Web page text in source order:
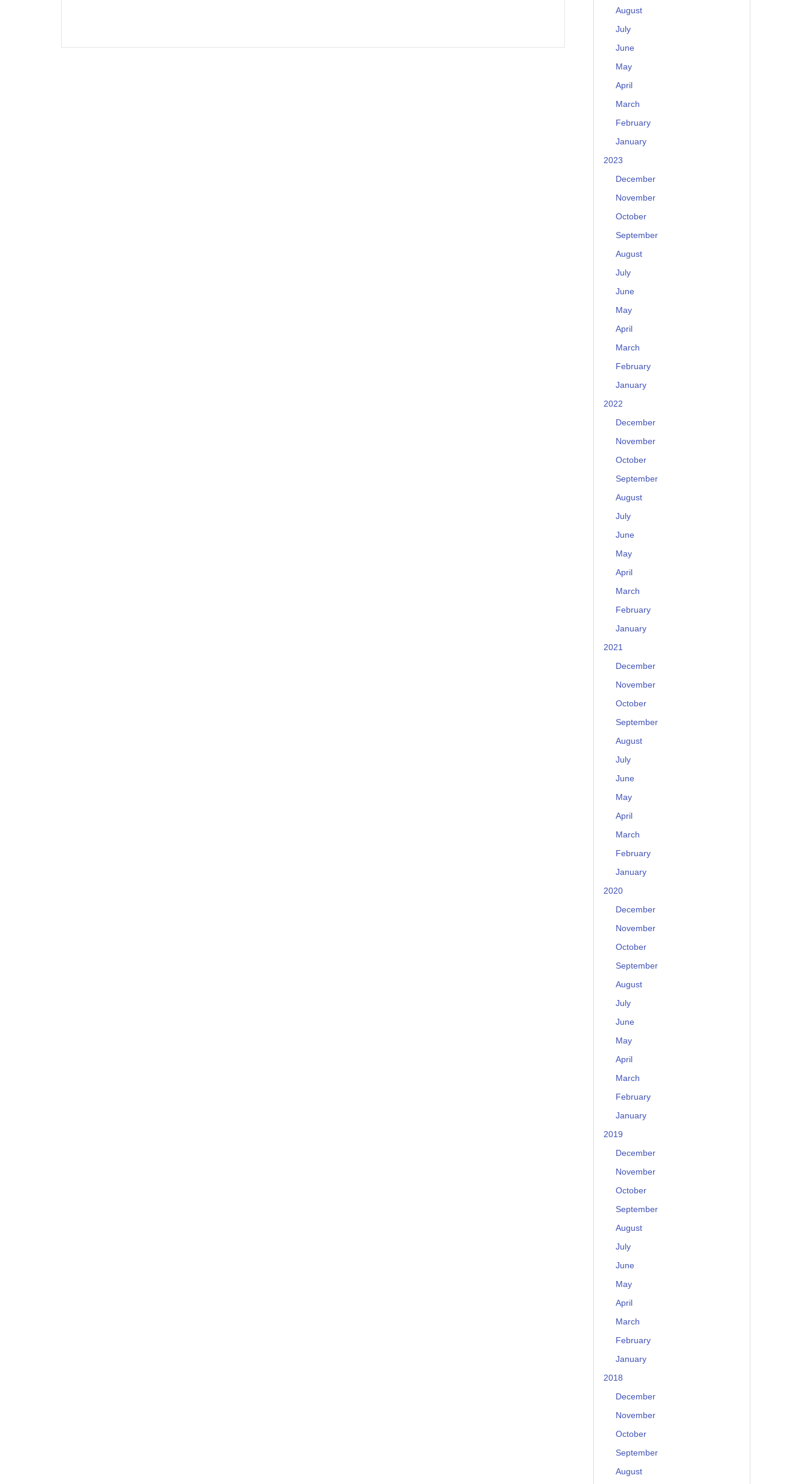
August
July
June
May
April
March
February
January
2023
December
November
October
September
August
July
June
May
April
March
February
January
2022
December
November
October
September
August
July
June
May
April
March
February
January
2021
December
November
October
September
August
July
June
May
April
March
February
January
2020
December
November
October
September
August
July
June
May
April
March
February
January
2019
December
November
October
September
August
July
June
May
April
March
February
January
2018
December
November
October
September
August